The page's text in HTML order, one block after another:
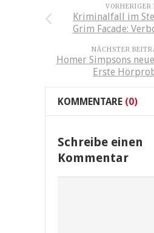
VORHERIGER
Kriminalfall im
Grim Facade:
NÄCHSTER
Homer Simpsons
Erste
KOMMENTARE (0)
Schreibe einen
Kommentar